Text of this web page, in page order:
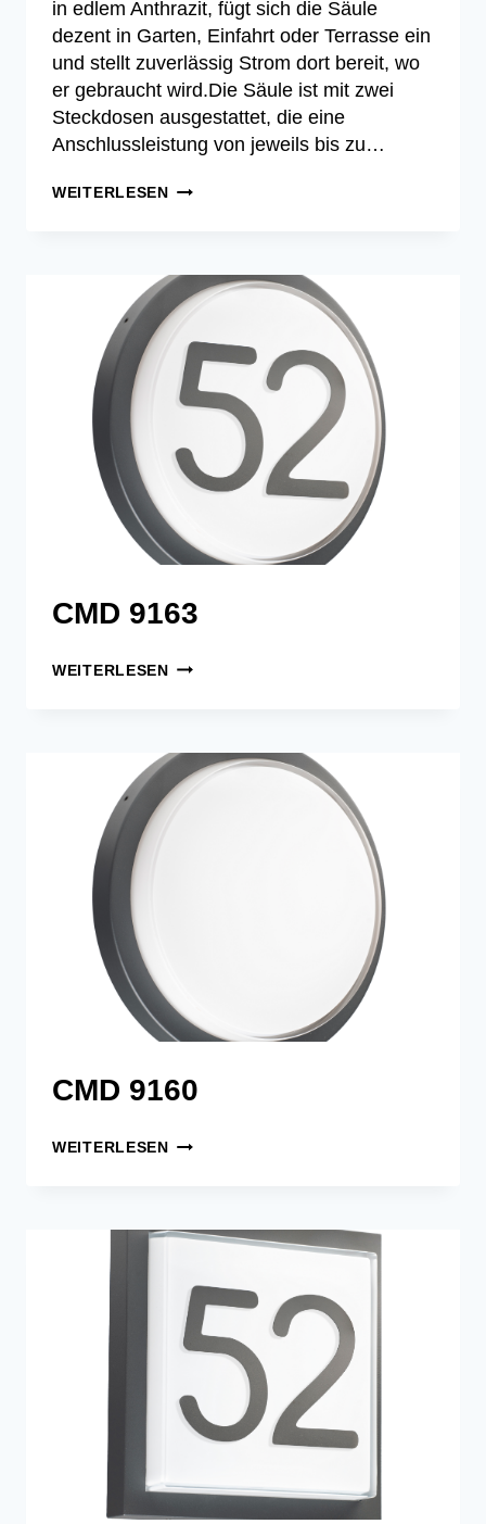
in edlem Anthrazit, fügt sich die Säule
dezent in Garten, Einfahrt oder Terrasse ein
und stellt zuverlässig Strom dort bereit, wo
er gebraucht wird.Die Säule ist mit zwei
Steckdosen ausgestattet, die eine
Anschlussleistung von jeweils bis zu…
WEITERLESENCMD
CMD 9163
WEITERLESENCMD
CMD 9160
WEITERLESENCMD